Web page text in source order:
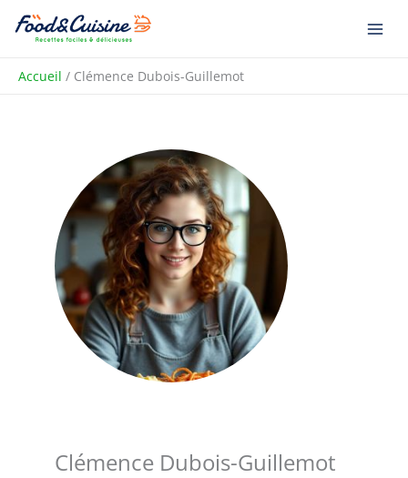
Aller
Accueil
Clémence Dubois-Guillemot
Clémence Dubois-Guillemot